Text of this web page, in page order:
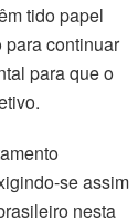
tido papel
para continuar
para que o
se assim
nesta